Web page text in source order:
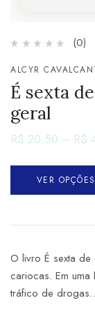
(0)
ALCYR
É sexta
geral
R$ 20,50 – R$
VER OPÇÕES
O livro É sexta
cariocas. Em
tráfico de